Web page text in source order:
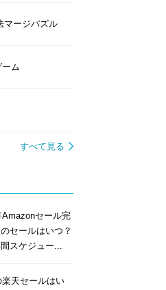
マージパズル
ム
すべて見る
Amazonセール完
セールはいつ？
スケジュー...
楽天セールはい